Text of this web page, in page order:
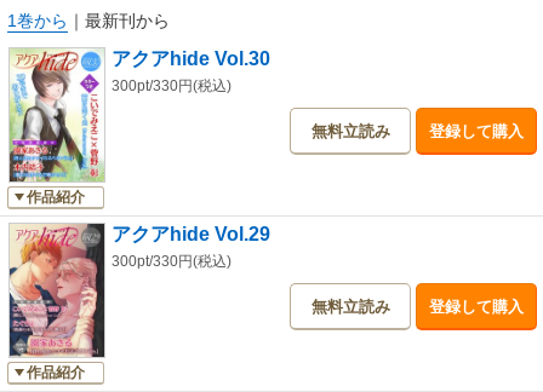
園家あきる［君と見たナナイロスペクトラム］
「今なら、抱ける気がする」急激に縮まるふたりの距離に、心が浮つくの
を抑えられない稔だが…!?
1巻から ｜ 最新刊から
作品紹介
アクアhide Vol.30
300pt/330円(税込)
無料立読み 登録して購入
作品紹介
アクアhide Vol.29
300pt/330円(税込)
無料立読み 登録して購入